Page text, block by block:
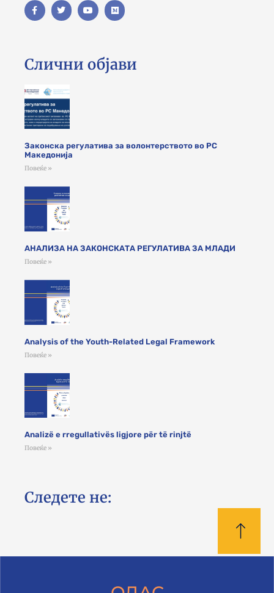
Слични објави
Законска регулатива за волонтерството во РС
Македонија
Повеќе »
АНАЛИЗА НА ЗАКОНСКАТА РЕГУЛАТИВА ЗА МЛАДИ
Повеќе »
Analysis of the Youth-Related Legal Framework
Повеќе »
Analizë e rregullativës ligjore për të rinjtë
Повеќе »
Следете не: